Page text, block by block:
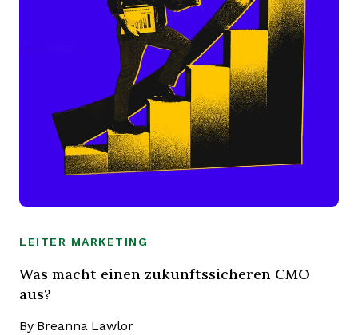
LEITER MARKETING
Was macht einen zukunftssicheren CMO
aus?
By Breanna Lawlor